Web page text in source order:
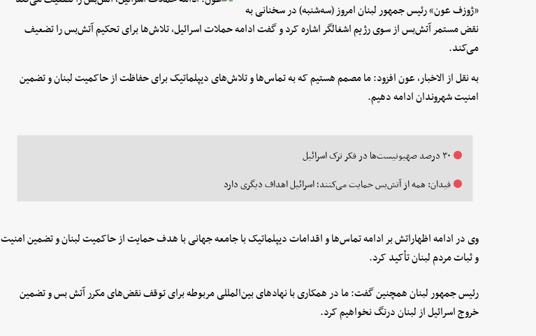
«ژوزف عون» رئیس جمهور لبنان امروز (سه‌شنبه) در سخنانی به
نقض مستمر آتش‌بس از سوی رژیم اشغالگر اشاره کرد و گفت ادامه حملات اسرائیل، تلاش‌ها برای تحکیم آتش‌بس را تضعیف
می‌کند.
به نقل از الاخبار، عون افزود: ما مصمم هستیم که به تماس‌ها و تلاش‌های دیپلماتیک برای حفاظت از حاکمیت لبنان و تضمین
امنیت شهروندان ادامه دهیم.
۳۰ درصد صهیونیست‌ها در فکر ترک اسرائیل
فیدان: همه از آتش‌بس حمایت می‌کنند؛ اسرائیل اهداف دیگری دارد
وی در ادامه اظهاراتش بر ادامه تماس‌ها و اقدامات دیپلماتیک با جامعه جهانی با هدف حمایت از حاکمیت لبنان و تضمین امنیت
و ثبات مردم لبنان تأکید کرد.
رئیس جمهور لبنان همچنین گفت: ما در همکاری با نهادهای بین‌المللی مربوطه برای توقف نقض‌های مکرر آتش بس و تضمین
خروج اسرائیل از لبنان درنگ نخواهیم کرد.